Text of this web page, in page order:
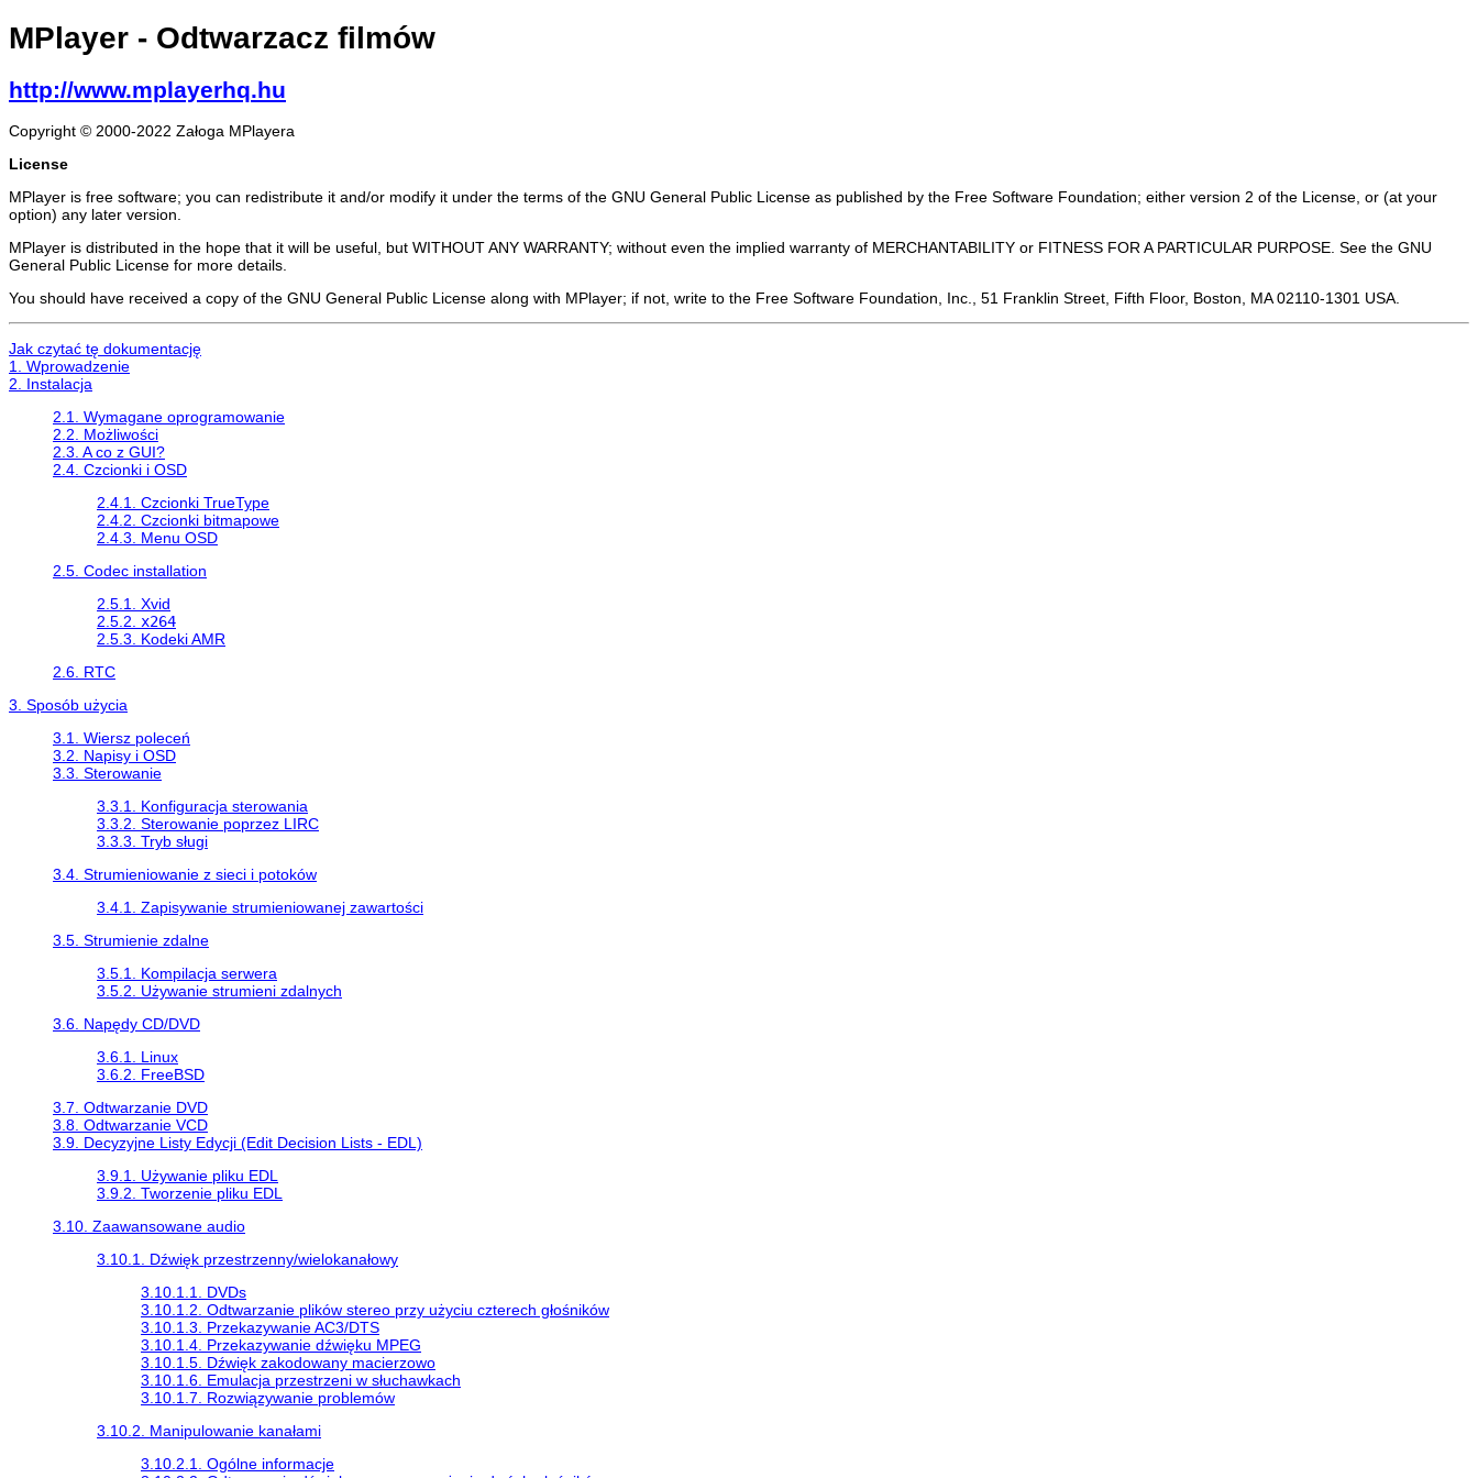
MPlayer - Odtwarzacz filmów
http://www.mplayerhq.hu
Copyright © 2000-2022 Załoga MPlayera
License
MPlayer is free software; you can redistribute it and/or modify it under the terms of the GNU General Public License as published by the Free Software Foundation; either version 2 of the License, or (at your
option) any later version.
MPlayer is distributed in the hope that it will be useful, but WITHOUT ANY WARRANTY; without even the implied warranty of MERCHANTABILITY or FITNESS FOR A PARTICULAR PURPOSE. See the GNU
General Public License for more details.
You should have received a copy of the GNU General Public License along with MPlayer; if not, write to the Free Software Foundation, Inc., 51 Franklin Street, Fifth Floor, Boston, MA 02110-1301 USA.
Jak czytać tę dokumentację
1. Wprowadzenie
2. Instalacja
2.1. Wymagane oprogramowanie
2.2. Możliwości
2.3. A co z GUI?
2.4. Czcionki i OSD
2.4.1. Czcionki TrueType
2.4.2. Czcionki bitmapowe
2.4.3. Menu OSD
2.5. Codec installation
2.5.1. Xvid
2.5.2. x264
2.5.3. Kodeki AMR
2.6. RTC
3. Sposób użycia
3.1. Wiersz poleceń
3.2. Napisy i OSD
3.3. Sterowanie
3.3.1. Konfiguracja sterowania
3.3.2. Sterowanie poprzez LIRC
3.3.3. Tryb sługi
3.4. Strumieniowanie z sieci i potoków
3.4.1. Zapisywanie strumieniowanej zawartości
3.5. Strumienie zdalne
3.5.1. Kompilacja serwera
3.5.2. Używanie strumieni zdalnych
3.6. Napędy CD/DVD
3.6.1. Linux
3.6.2. FreeBSD
3.7. Odtwarzanie DVD
3.8. Odtwarzanie VCD
3.9. Decyzyjne Listy Edycji (Edit Decision Lists - EDL)
3.9.1. Używanie pliku EDL
3.9.2. Tworzenie pliku EDL
3.10. Zaawansowane audio
3.10.1. Dźwięk przestrzenny/wielokanałowy
3.10.1.1. DVDs
3.10.1.2. Odtwarzanie plików stereo przy użyciu czterech głośników
3.10.1.3. Przekazywanie AC3/DTS
3.10.1.4. Przekazywanie dźwięku MPEG
3.10.1.5. Dźwięk zakodowany macierzowo
3.10.1.6. Emulacja przestrzeni w słuchawkach
3.10.1.7. Rozwiązywanie problemów
3.10.2. Manipulowanie kanałami
3.10.2.1. Ogólne informacje